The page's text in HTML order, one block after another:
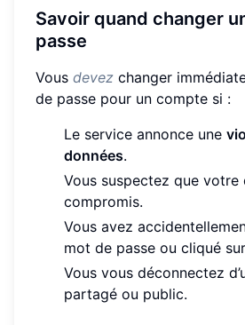
Savoir quand changer
passe
Vous devez changer
de passe pour un compte si :
Le service annonce une
données.
Vous suspectez que
compromis.
Vous avez
mot de passe ou cliqué
Vous vous déconnectez
partagé ou public.